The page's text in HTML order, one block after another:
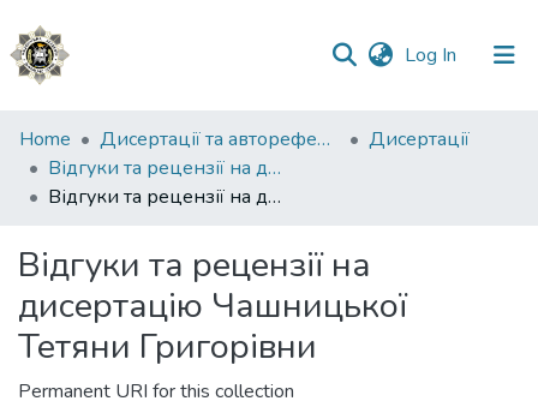
Log In (current)
Communities
&
Collections
Statistics
Home Дисертації та автореферати
Дисертації
Відгуки та рецензії на дисертації
Відгуки та рецензії на дисертацію Чашницької Тетяни Григорівни
Відгуки та рецензії на
дисертацію Чашницької
Тетяни Григорівни
Permanent URI for this collection